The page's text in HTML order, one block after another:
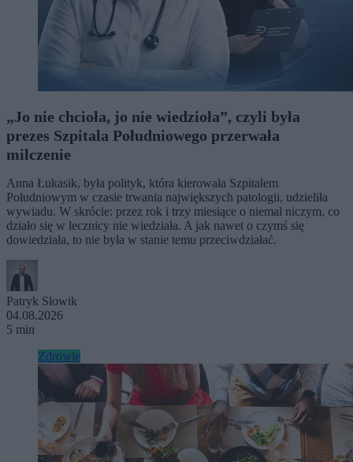
„Jo nie chcioła, jo nie wiedzioła”, czyli była
prezes Szpitala Południowego przerwała
milczenie
Anna Łukasik, była polityk, która kierowała Szpitalem
Południowym w czasie trwania największych patologii, udzieliła
wywiadu. W skrócie: przez rok i trzy miesiące o niemal niczym, co
działo się w lecznicy nie wiedziała. A jak nawet o czymś się
dowiedziała, to nie była w stanie temu przeciwdziałać.
Patryk Słowik
04.08.2026
5 min
Zdrowie